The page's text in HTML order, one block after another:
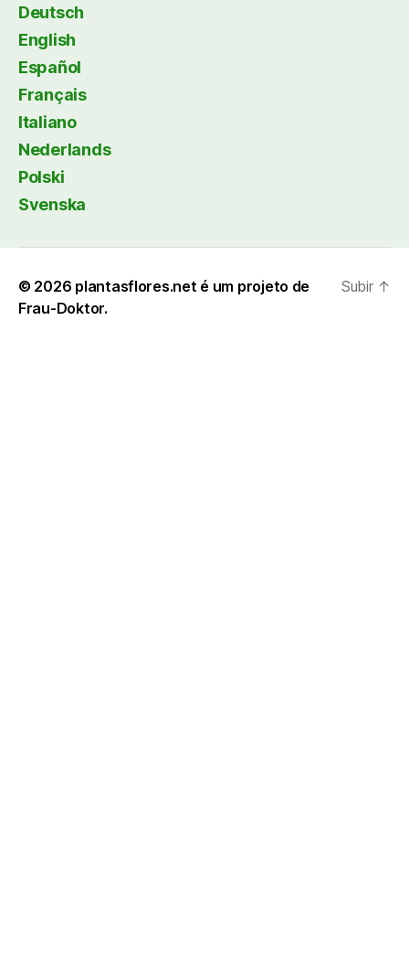
Deutsch
English
Español
Français
Italiano
Nederlands
Polski
Svenska
© 2026 plantasflores.net é um projeto de
Frau-Doktor.
Subir ↑